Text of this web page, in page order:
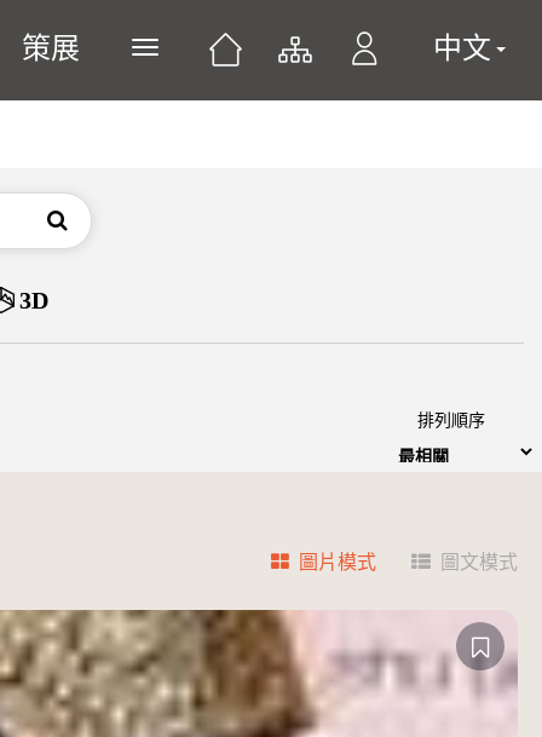
策展 展開或關閉主選單 中文
搜尋
3D
排列順序
圖片模式 圖文模式